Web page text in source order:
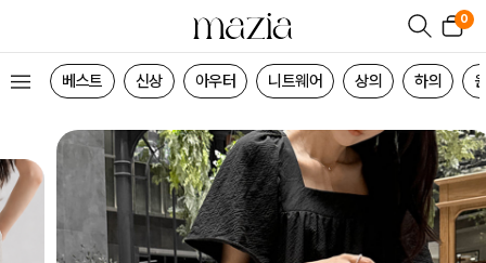
0
베스트 신상 아우터 니트웨어 상의 하의